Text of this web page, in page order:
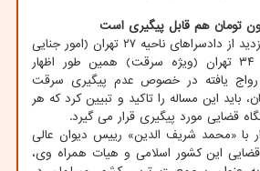
رییس قوه قضاییه در بازدید از دادسراهای ناحیه ۲۷ تهران (امور جنایی
– ویژه قتل) و ناحیه ۳۴ تهران (ویژه سرقت) همین طور اظهار
رواج یافته در خصوص عدم پیگیری سرقت
تومان، باید این مساله را تاکید و تبیین کرد که هر
قضایی مورد پیگیری قرار می گیرد.
با «محمد شریف الدین» رییس دیوان عالی
قضایی این کشور اسلامی و هیات همراه وی،